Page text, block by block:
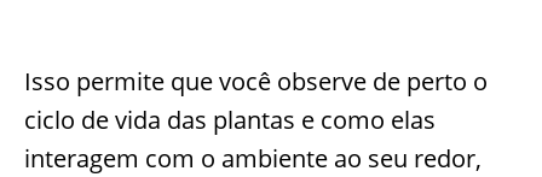
Isso permite que você observe de perto o
ciclo de vida das plantas e como elas
interagem com o ambiente ao seu redor,